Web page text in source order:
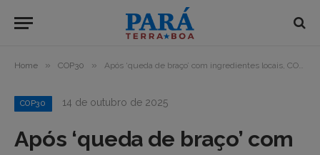
Home » COP30 » Após ‘queda de braço’ com ingredientes locais, COP30 se prepara para servir diversidade amazônica
COP30 14 de outubro de 2025
Após ‘queda de braço’ com